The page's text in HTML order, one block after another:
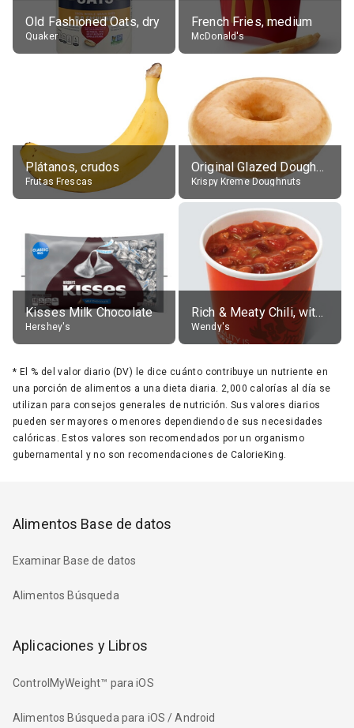
Old Fashioned Oats, dry
Quaker
French Fries, medium
McDonald's
Plátanos, crudos
Frutas Frescas
Original Glazed Doughnut
Krispy Kreme Doughnuts
Kisses Milk Chocolate
Hershey's
Rich & Meaty Chili, without toppings, large
Wendy's
* El % del valor diario (DV) le dice cuánto contribuye un nutriente en
una porción de alimentos a una dieta diaria. 2,000 calorías al día se
utilizan para consejos generales de nutrición. Sus valores diarios
pueden ser mayores o menores dependiendo de sus necesidades
calóricas. Estos valores son recomendados por un organismo
gubernamental y no son recomendaciones de CalorieKing.
Alimentos Base de datos
Examinar Base de datos
Alimentos Búsqueda
Aplicaciones y Libros
ControlMyWeight™ para iOS
Alimentos Búsqueda para iOS / Android